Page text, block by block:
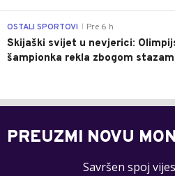
OSTALI SPORTOVI Pre 6 h
Skijaški svijet u nevjerici:
šampionka rekla zbogom
PREUZMI NOVU
Savršen spoj